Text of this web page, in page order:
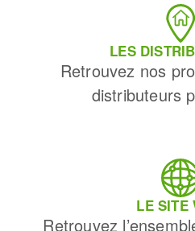
LES
Retrouvez nos
distributeurs
LE SITE
Retrouvez